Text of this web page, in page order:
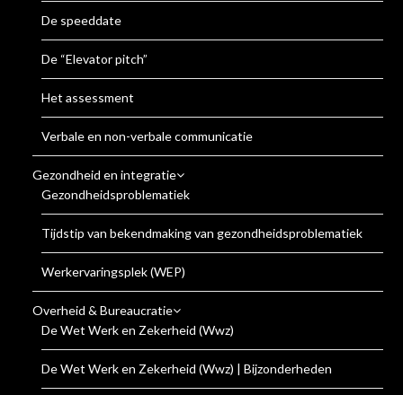
De speeddate
De “Elevator pitch”
Het assessment
Verbale en non-verbale communicatie
Gezondheid en integratie
Gezondheidsproblematiek
Tijdstip van bekendmaking van gezondheidsproblematiek
Werkervaringsplek (WEP)
Overheid & Bureaucratie
De Wet Werk en Zekerheid (Wwz)
De Wet Werk en Zekerheid (Wwz) | Bijzonderheden